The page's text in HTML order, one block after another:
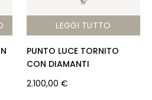
LEGGI TUTTO
PUNTO LUCE TORNITO
CON DIAMANTI
2.100,00 €